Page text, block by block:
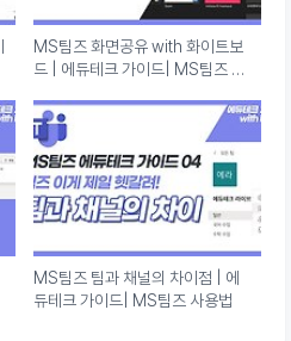
MS팀즈 화면공유 with 화이트보
드 | 에듀테크 가이드| MS팀즈 사
MS팀즈 팀과 채널의 차이점 | 에
듀테크 가이드| MS팀즈 사용법